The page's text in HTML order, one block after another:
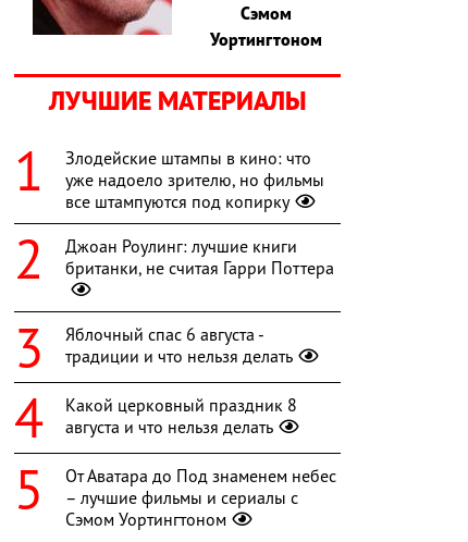
Сэмом
Уортингтоном
ЛУЧШИЕ МАТЕРИАЛЫ
Злодейские штампы в кино: что
уже надоело зрителю, но фильмы
все штампуются под копирку
Джоан Роулинг: лучшие книги
британки, не считая Гарри Поттера
Яблочный спас 6 августа -
традиции и что нельзя делать
Какой церковный праздник 8
августа и что нельзя делать
От Аватара до Под знаменем небес
– лучшие фильмы и сериалы с
Сэмом Уортингтоном